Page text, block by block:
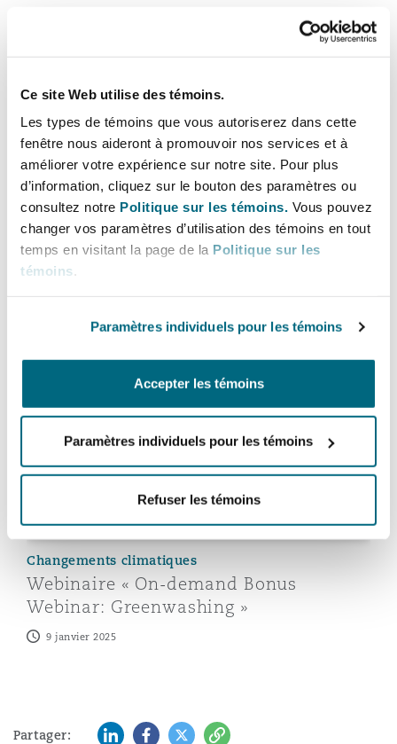
Ce site Web utilise des témoins.
Les types de témoins que vous autoriserez dans cette
fenêtre nous aideront à promouvoir nos services et à
améliorer votre expérience sur notre site. Pour plus
d’information, cliquez sur le bouton des paramètres ou
consultez notre Politique sur les témoins. Vous pouvez
changer vos paramètres d’utilisation des témoins en tout
temps en visitant la page de la Politique sur les
témoins.
Paramètres individuels pour les témoins
Accepter les témoins
Paramètres individuels pour les témoins
Refuser les témoins
defence cost claims or through legal liability in
likely to be of concern to underwriters in the
field of general, employer’s and product liability.
Click here to view the recording
Vous pourriez être intéressé
Webinaire « On-demand Bonus Webinar:
Changements climatiques
Webinaire « On-demand Bonus
Webinar: Greenwashing »
9 janvier 2025
Partager: LinkedInFacebook
TwitterCopy